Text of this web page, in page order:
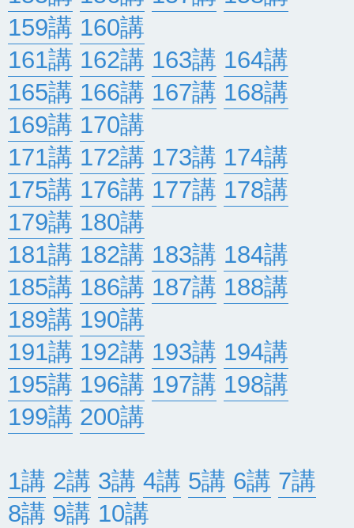
159講 160講
161講 162講 163講 164講
165講 166講 167講 168講
169講 170講
171講 172講 173講 174講
175講 176講 177講 178講
179講 180講
181講 182講 183講 184講
185講 186講 187講 188講
189講 190講
191講 192講 193講 194講
195講 196講 197講 198講
199講 200講
1講 2講 3講 4講 5講 6講 7講
8講 9講 10講